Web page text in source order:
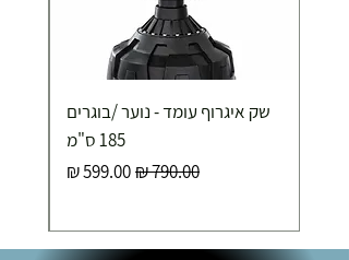
שק איגרוף עומד - נוער /בוגרים
185 ס"מ
מחיר רגילמחיר מבצע